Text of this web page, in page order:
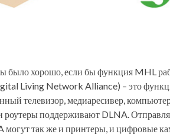
было хорошо, если бы функция MHL
Living Network Alliance) – это
телевизор, медиаресивер,
роутеры поддерживают DLNA.
могут так же и принтеры, и цифровые